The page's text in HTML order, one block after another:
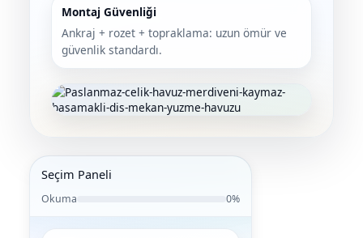
Wtr Havuz
Wtr Havuz Kimyasalları Setleri
Ayak Dezenfektanı
Montaj Güvenliği
Ankraj + rozet + topraklama: uzun ömür ve
güvenlik standardı.
Seçim Paneli
Okuma 0%